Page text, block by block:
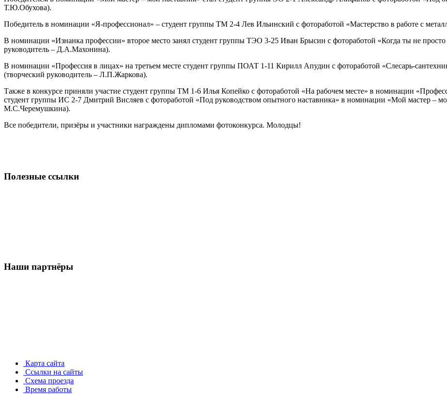
Т.Ю.Обухова).
Победитель в номинации «Я-профессионал» – студент группы ТМ 2-4 Лев Ильинский с фотоработой «Мастерство в работе с
В номинации «Изнанка профессии» второе место занял студент группы ТЭО 3-25 Иван Брысин с фотоработой «Когда ты не
руководитель – Д.А.Махонина).
В номинации «Профессия в лицах» на третьем месте студент группы ПОАТ 1-11 Кирилл Апудин с фотоработой «Слесарь-
(творческий руководитель – Л.П.Жаркова).
Также в конкурсе приняли участие студент группы ТМ 1-6 Илья Копейко с фотоработой «На рабочем месте» в номинации
студент группы ИС 2-7 Дмитрий Висляев с фотоработой «Под руководством опытного наставника» в номинации «Мой мастер –
М.С.Черемушкина).
Все победители, призёры и участники награждены дипломами фотоконкурса. Молодцы!
Полезные ссылки
Наши партнёры
Карта сайта
Ссылки на сайты
Схема проезда
Время работы